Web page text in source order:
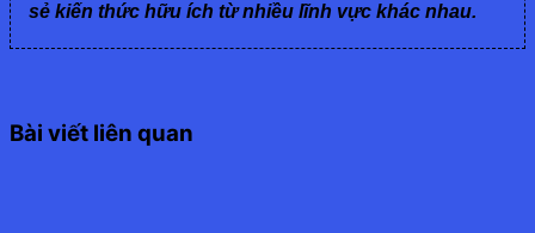
sẻ kiến thức hữu ích từ nhiều lĩnh vực khác nhau.
Bài viết liên quan